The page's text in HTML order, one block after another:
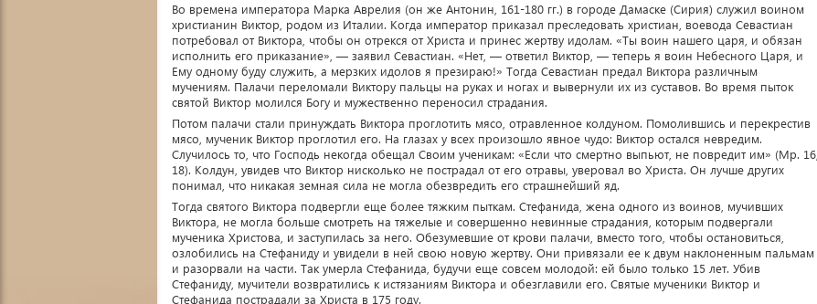
Во времена императора Марка Аврелия (он же Антонин, 161-180 гг.) в городе Дамаске (Сирия) служил воином
христианин Виктор, родом из Италии. Когда император приказал преследовать христиан, воевода Севастиан
потребовал от Виктора, чтобы он отрекся от Христа и принес жертву идолам. «Ты воин нашего царя, и обязан
исполнить его приказание», — заявил Севастиан. «Нет, — ответил Виктор, — теперь я воин Небесного Царя, и
Ему одному буду служить, а мерзких идолов я презираю!» Тогда Севастиан предал Виктора различным
мучениям. Палачи переломали Виктору пальцы на руках и ногах и вывернули их из суставов. Во время пыток
святой Виктор молился Богу и мужественно переносил страдания.
Потом палачи стали принуждать Виктора проглотить мясо, отравленное колдуном. Помолившись и перекрестив
мясо, мученик Виктор проглотил его. На глазах у всех произошло явное чудо: Виктор остался невредим.
Случилось то, что Господь некогда обещал Своим ученикам: «Если что смертно выпьют, не повредит им» (Мр. 16,
18). Колдун, увидев что Виктор нисколько не пострадал от его отравы, уверовал во Христа. Он лучше других
понимал, что никакая земная сила не могла обезвредить его страшнейший яд.
Тогда святого Виктора подвергли еще более тяжким пыткам. Стефанида, жена одного из воинов, мучивших
Виктора, не могла больше смотреть на тяжелые и совершенно невинные страдания, которым подвергали
мученика Христова, и заступилась за него. Обезумевшие от крови палачи, вместо того, чтобы остановиться,
озлобились на Стефаниду и увидели в ней свою новую жертву. Они привязали ее к двум наклоненным пальмам
и разорвали на части. Так умерла Стефанида, будучи еще совсем молодой: ей было только 15 лет. Убив
Стефаниду, мучители возвратились к истязаниям Виктора и обезглавили его. Святые мученики Виктор и
Стефанида пострадали за Христа в 175 году.